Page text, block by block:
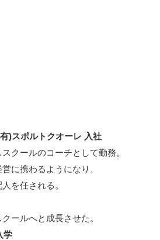
)スポルトクオーレ 入社
クールのコーチとして勤務。
に携わるようになり、
を任される。
ールへと成長させた。
学